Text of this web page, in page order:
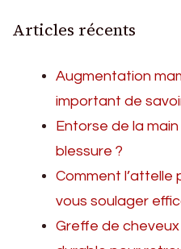
Articles récents
Augmentation
important de
Entorse de la
blessure ?
Comment l’attelle
vous soulager
Greffe de cheveux